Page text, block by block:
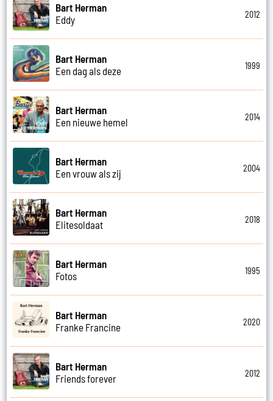
Bart Herman
Eddy
2012
Bart Herman
Een dag als deze
1999
Bart Herman
Een nieuwe hemel
2014
Bart Herman
Een vrouw als zij
2004
Bart Herman
Elitesoldaat
2018
Bart Herman
Fotos
1995
Bart Herman
Franke Francine
2020
Bart Herman
Friends forever
2012